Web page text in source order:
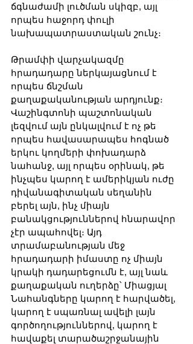
ճգնաժամի լուծման սկիզբ, այլ
որպես հաջորդ փուլի
նախապատրաստական շունչ։
Թրամփի վարչակազմը
հրադադարը ներկայացնում է
որպես ճնշման
քաղաքականության արդյունք։
Վաշինգտոնի պաշտոնական
լեզվում այն ընկալվում է ոչ թե
որպես հավասարապես հոգնած
երկու կողմերի փոխադարձ
նահանջ, այլ որպես օրինակ, թե
ինչպես կարող է ամերիկյան ուժը
դիվանագիտական սեղանին
բերել այն, ինչ միայն
բանակցություններով հնարավոր
չէր ապահովել։ Այդ
տրամաբանության մեջ
հրադադարի իմաստը ոչ միայն
կրակի դադարեցումն է, այլ նաև
քաղաքական ուղերձը՝ Միացյալ
Նահանգները կարող է հարվածել,
կարող է սպառնալ ավելի լայն
գործողություններով, կարող է
հավաքել տարածաշրջանային